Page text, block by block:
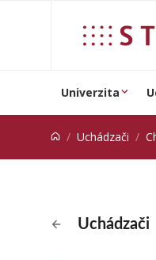
Univerzita
Uchádzači
Uchádzači